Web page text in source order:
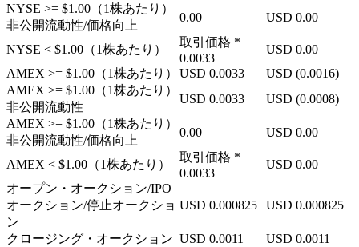
NYSE >= $1.00 （1株あたり）
非公開流動性/価格向上
0.00 USD 0.00
NYSE < $1.00 （1株あたり）
取引価格 *
0.0033
USD 0.00
AMEX >= $1.00 （1株あたり） USD 0.0033 USD (0.0016)
AMEX >= $1.00 （1株あたり）
非公開流動性
USD 0.0033 USD (0.0008)
AMEX >= $1.00 （1株あたり）
非公開流動性/価格向上
0.00 USD 0.00
AMEX < $1.00 （1株あたり）
取引価格 *
0.0033
USD 0.00
オープン・オークション/IPO
オークション/停止オークショ
ン
USD 0.000825 USD 0.000825
クロージング・オークション USD 0.0011 USD 0.0011